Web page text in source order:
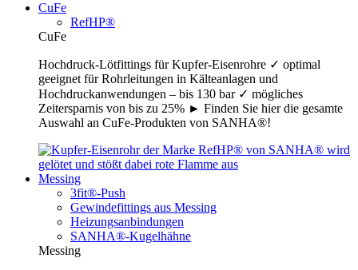
CuFe
RefHP®
CuFe
Hochdruck-Lötfittings für Kupfer-Eisenrohre ✓ optimal
geeignet für Rohrleitungen in Kälteanlagen und
Hochdruckanwendungen – bis 130 bar ✓ mögliches
Zeitersparnis von bis zu 25% ► Finden Sie hier die gesamte
Auswahl an CuFe-Produkten von SANHA®!
Messing
3fit®-Push
Gewindefittings aus Messing
Heizungsanbindungen
SANHA®-Kugelhähne
Messing